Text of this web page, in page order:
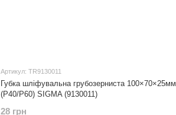
Артикул: TR9130011
Губка шліфувальна грубозерниста 100×70×25мм
(Р40/Р60) SIGMA (9130011)
28 грн